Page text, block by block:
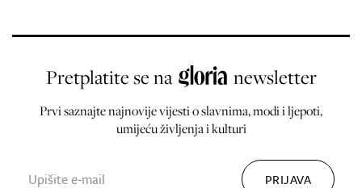
Pretplatite se na newsletter
Prvi saznajte najnovije vijesti o slavnima, modi i ljepoti,
umijeću življenja i kulturi